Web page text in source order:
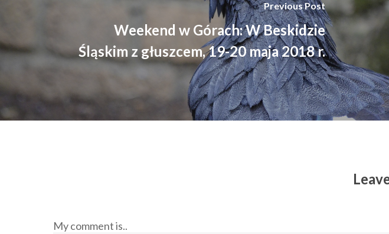
Previous Post
Weekend w Górach: W Beskidzie
Śląskim z głuszcem, 19-20 maja 2018 r.
My comment is..